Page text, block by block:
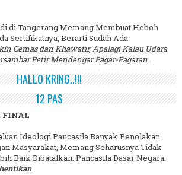
di Tangerang Memang Membuat Heboh
Sertifikatnya, Berarti Sudah Ada
Cemas dan Khawatir, Apalagi Kalau Udara
Petir Mendengar Pagar-Pagaran.
HALLO KRING..!!!
12 PAS
FINAL
Ideologi Pancasila Banyak Penolakan
Masyarakat, Memang Seharusnya Tidak
Baik Dibatalkan. Pancasila Dasar Negara.